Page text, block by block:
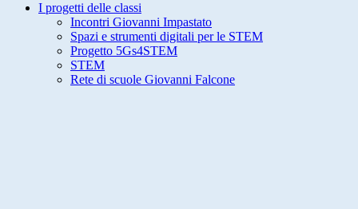
I progetti delle classi
Incontri Giovanni Impastato
Spazi e strumenti digitali per le STEM
Progetto 5Gs4STEM
STEM
Rete di scuole Giovanni Falcone